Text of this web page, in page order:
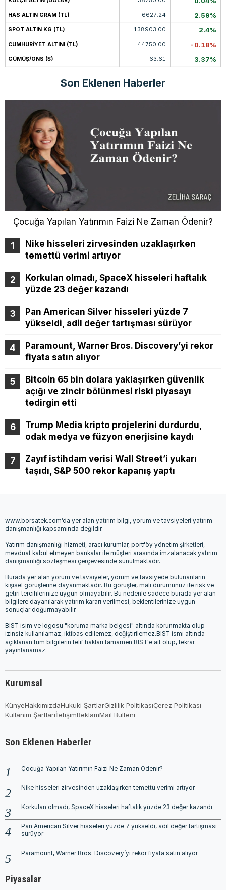
HAS ALTIN GRAM (TL) 6627.24 2.59%
SPOT ALTIN KG (TL) 138903.00 2.4%
CUMHURİYET ALTINI (TL) 44750.00 -0.18%
GÜMÜŞ/ONS ($) 63.61 3.37%
Son Eklenen Haberler
Çocuğa Yapılan Yatırımın Faizi Ne Zaman Ödenir?
Nike hisseleri zirvesinden uzaklaşırken
temettü verimi artıyor
Korkulan olmadı, SpaceX hisseleri haftalık
yüzde 23 değer kazandı
Pan American Silver hisseleri yüzde 7
yükseldi, adil değer tartışması sürüyor
Paramount, Warner Bros. Discovery’yi rekor
fiyata satın alıyor
Bitcoin 65 bin dolara yaklaşırken güvenlik
açığı ve zincir bölünmesi riski piyasayı
tedirgin etti
Trump Media kripto projelerini durdurdu,
odak medya ve füzyon enerjisine kaydı
Zayıf istihdam verisi Wall Street’i yukarı
taşıdı, S&P 500 rekor kapanış yaptı
www.borsatek.com’da yer alan yatırım bilgi, yorum ve tavsiyeleri yatırım
danışmanlığı kapsamında değildir.
Yatırım danışmanlığı hizmeti, aracı kurumlar, portföy yönetim şirketleri,
mevduat kabul etmeyen bankalar ile müşteri arasında imzalanacak yatırım
danışmanlığı sözleşmesi çerçevesinde sunulmaktadır.
Burada yer alan yorum ve tavsiyeler, yorum ve tavsiyede bulunanların
kişisel görüşlerine dayanmaktadır. Bu görüşler, mali durumunuz ile risk ve
getiri tercihlerinize uygun olmayabilir. Bu nedenle sadece burada yer alan
bilgilere dayanılarak yatırım kararı verilmesi, beklentilerinize uygun
sonuçlar doğurmayabilir.
BIST isim ve logosu "koruma marka belgesi" altında korunmakta olup
izinsiz kullanılamaz, iktibas edilemez, değiştirilemez.BIST ismi altında
açıklanan tüm bilgilerin telif hakları tamamen BIST'e ait olup, tekrar
yayınlanamaz.
Kurumsal
KünyeHakkımızdaHukuki ŞartlarGizlilik PolitikasıÇerez Politikası
Kullanım ŞartlarıİletişimReklamMail Bülteni
Son Eklenen Haberler
Çocuğa Yapılan Yatırımın Faizi Ne Zaman Ödenir?
Nike hisseleri zirvesinden uzaklaşırken temettü verimi artıyor
Korkulan olmadı, SpaceX hisseleri haftalık yüzde 23 değer kazandı
Pan American Silver hisseleri yüzde 7 yükseldi, adil değer tartışması
sürüyor
Paramount, Warner Bros. Discovery’yi rekor fiyata satın alıyor
Piyasalar